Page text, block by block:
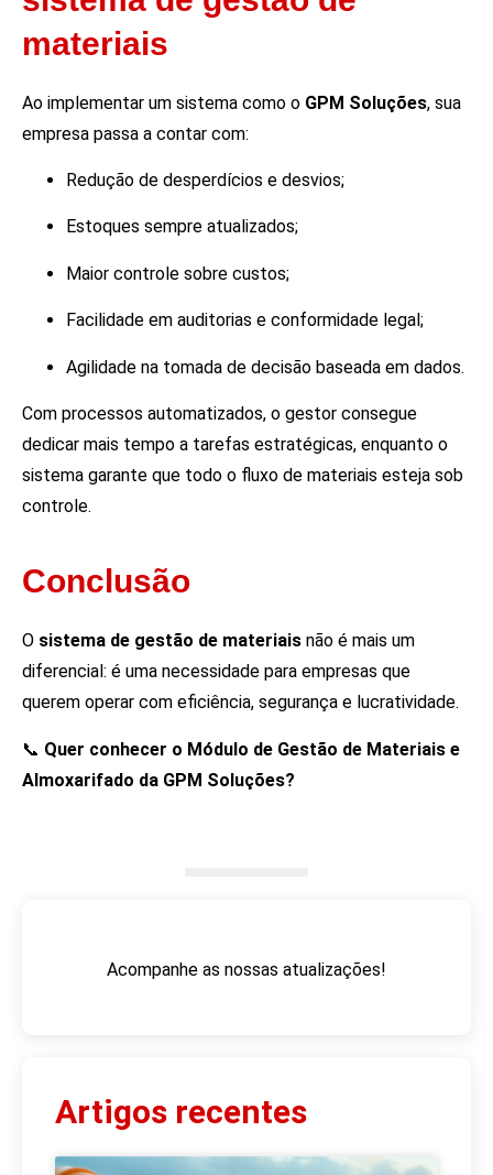
materiais
Ao implementar um sistema como o GPM Soluções, sua
empresa passa a contar com:
Redução de desperdícios e desvios;
Estoques sempre atualizados;
Maior controle sobre custos;
Facilidade em auditorias e conformidade legal;
Agilidade na tomada de decisão baseada em dados.
Com processos automatizados, o gestor consegue
dedicar mais tempo a tarefas estratégicas, enquanto o
sistema garante que todo o fluxo de materiais esteja sob
controle.
Conclusão
O sistema de gestão de materiais não é mais um
diferencial: é uma necessidade para empresas que
querem operar com eficiência, segurança e lucratividade.
📞 Quer conhecer o Módulo de Gestão de Materiais e
Almoxarifado da GPM Soluções?
Acompanhe as nossas atualizações!
Artigos recentes